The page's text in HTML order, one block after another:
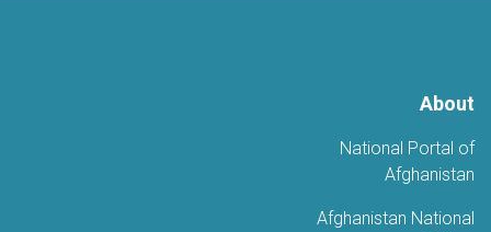
About
National Portal of
Afghanistan
Afghanistan National